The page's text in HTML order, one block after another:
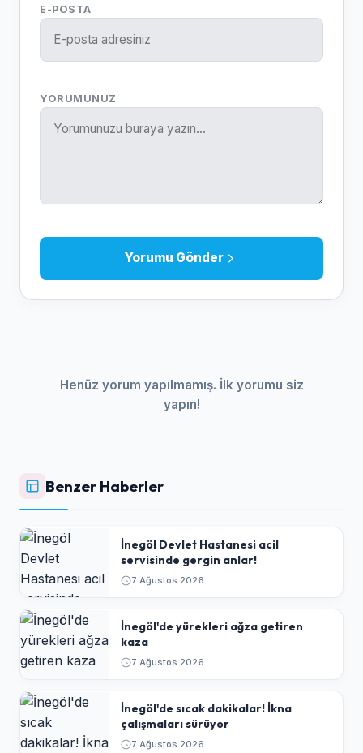
E-POSTA
YORUMUNUZ
Yorumu Gönder
Henüz yorum yapılmamış. İlk yorumu siz
yapın!
Benzer Haberler
İnegöl Devlet Hastanesi acil
servisinde gergin anlar!
7 Ağustos 2026
İnegöl'de yürekleri ağza getiren
kaza
7 Ağustos 2026
İnegöl'de sıcak dakikalar! İkna
çalışmaları sürüyor
7 Ağustos 2026